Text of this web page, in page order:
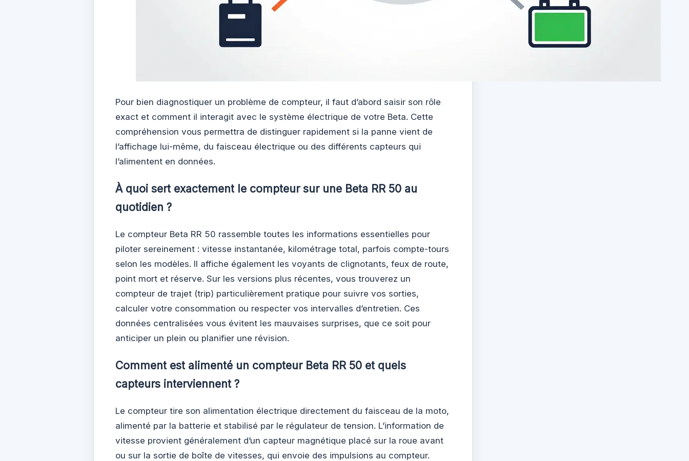
Pour bien diagnostiquer un problème de compteur, il faut d’abord saisir son rôle
exact et comment il interagit avec le système électrique de votre Beta. Cette
compréhension vous permettra de distinguer rapidement si la panne vient de
l’affichage lui-même, du faisceau électrique ou des différents capteurs qui
l’alimentent en données.
À quoi sert exactement le compteur sur une Beta RR 50 au
quotidien ?
Le compteur Beta RR 50 rassemble toutes les informations essentielles pour
piloter sereinement : vitesse instantanée, kilométrage total, parfois compte-tours
selon les modèles. Il affiche également les voyants de clignotants, feux de route,
point mort et réserve. Sur les versions plus récentes, vous trouverez un
compteur de trajet (trip) particulièrement pratique pour suivre vos sorties,
calculer votre consommation ou respecter vos intervalles d’entretien. Ces
données centralisées vous évitent les mauvaises surprises, que ce soit pour
anticiper un plein ou planifier une révision.
Comment est alimenté un compteur Beta RR 50 et quels
capteurs interviennent ?
Le compteur tire son alimentation électrique directement du faisceau de la moto,
alimenté par la batterie et stabilisé par le régulateur de tension. L’information de
vitesse provient généralement d’un capteur magnétique placé sur la roue avant
ou sur la sortie de boîte de vitesses, qui envoie des impulsions au compteur.